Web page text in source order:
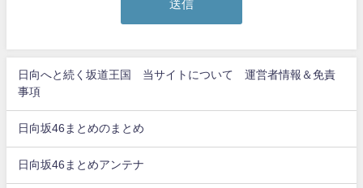
日向へと続く坂道王国 当サイトについて 運営者情報＆免責
事項
日向坂46まとめのまとめ
日向坂46まとめアンテナ